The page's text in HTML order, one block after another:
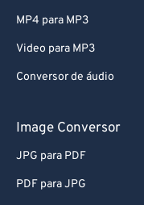
MP4 para MP3
Video para MP3
Conversor de áudio
Image Conversor
JPG para PDF
PDF para JPG